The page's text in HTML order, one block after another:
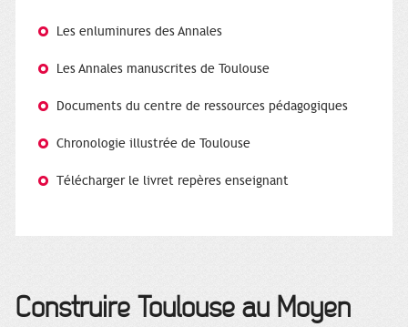
Les enluminures des Annales
Les Annales manuscrites de Toulouse
Documents du centre de ressources pédagogiques
Chronologie illustrée de Toulouse
Télécharger le livret repères enseignant
Construire Toulouse au Moyen